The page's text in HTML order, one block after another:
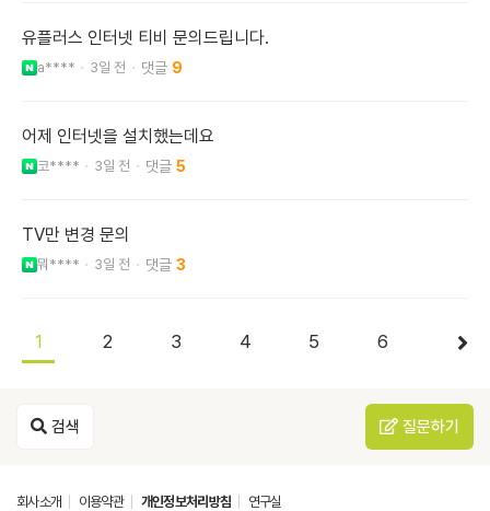
유플러스 인터넷 티비 문의드립니다.
a**** 3일 전 9
어제 인터넷을 설치했는데요
코**** 3일 전 5
TV만 변경 문의
뭐**** 3일 전 3
1 2 3 4 5 6
검색 질문하기
회사소개 이용약관 개인정보처리방침 연구실